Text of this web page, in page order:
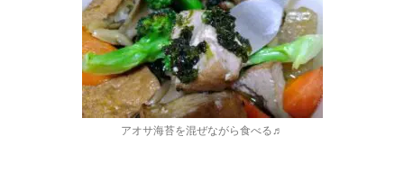
アオサ海苔を混ぜながら食べる♬